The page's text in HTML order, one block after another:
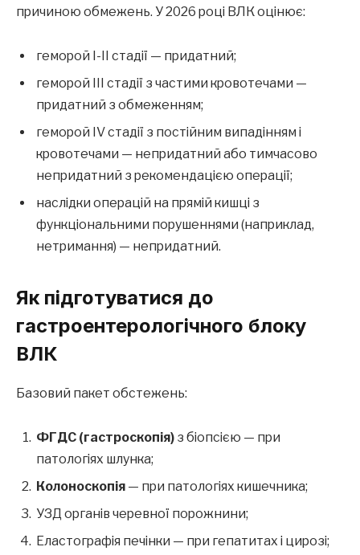
причиною обмежень. У 2026 році ВЛК оцінює:
геморой I-II стадії — придатний;
геморой III стадії з частими кровотечами —
придатний з обмеженням;
геморой IV стадії з постійним випадінням і
кровотечами — непридатний або тимчасово
непридатний з рекомендацією операції;
наслідки операцій на прямій кишці з
функціональними порушеннями (наприклад,
нетримання) — непридатний.
Як підготуватися до
гастроентерологічного блоку
ВЛК
Базовий пакет обстежень:
ФГДС (гастроскопія) з біопсією — при
патологіях шлунка;
Колоноскопія — при патологіях кишечника;
УЗД органів черевної порожнини;
Еластографія печінки — при гепатитах і цирозі;